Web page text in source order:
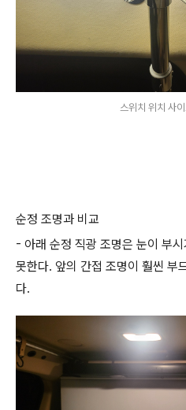
스위치 위치 사
순정 조명과 비교
- 아래 순정 직광 조명은 눈이 부
못한다. 앞의 간접 조명이 훨씬 부
다.